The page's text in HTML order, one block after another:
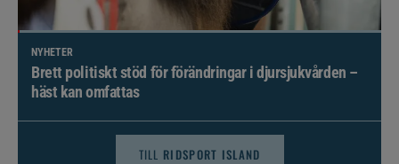
NYHETER
Brett politiskt stöd för förändringar i djursjukvården –
häst kan omfattas
TILL RIDSPORT ISLAND